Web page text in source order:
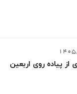
پیاده روی اربعین